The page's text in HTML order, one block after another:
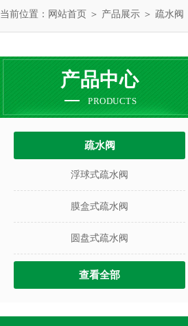
当前位置： 网站首页 ＞ 产品展示 ＞ 疏水阀
产品中心
PRODUCTS
疏水阀
浮球式疏水阀
膜盒式疏水阀
圆盘式疏水阀
查看全部